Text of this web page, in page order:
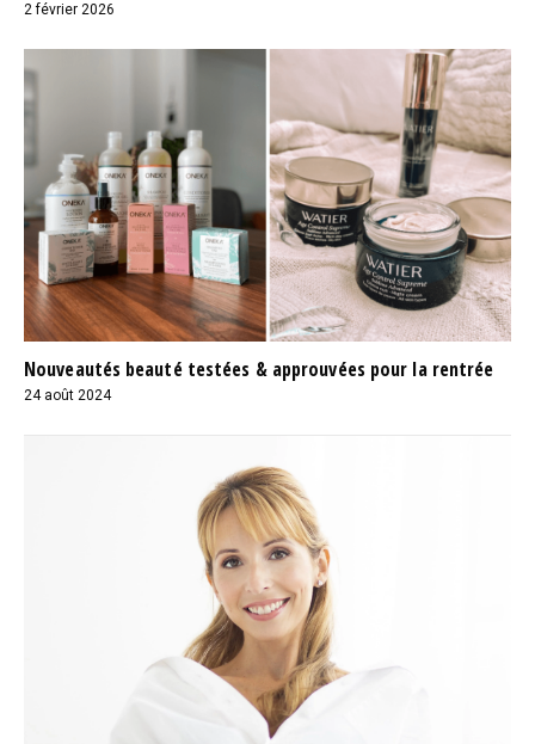
2 février 2026
Nouveautés beauté testées & approuvées pour la rentrée
24 août 2024